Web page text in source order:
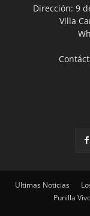
Dirección: 9
Villa
Ultimas Noticias
Punilla